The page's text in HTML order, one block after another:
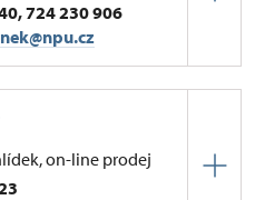
724 230 906
on-line prodej